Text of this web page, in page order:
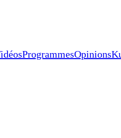
ProgrammesOpinions